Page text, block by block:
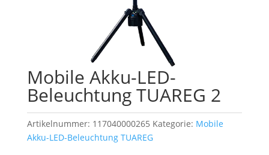
Mobile Akku-LED-
Beleuchtung TUAREG 2
Artikelnummer: 117040000265 Kategorie: Mobile
Akku-LED-Beleuchtung TUAREG